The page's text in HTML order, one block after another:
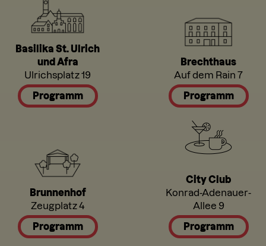
Basilika St. Ulrich
und Afra
Ulrichsplatz 19
Programm
Brechthaus
Auf dem Rain 7
Programm
Brunnenhof
Zeugplatz 4
Programm
City Club
Konrad-Adenauer-
Allee 9
Programm